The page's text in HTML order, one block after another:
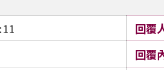
回覆
回覆